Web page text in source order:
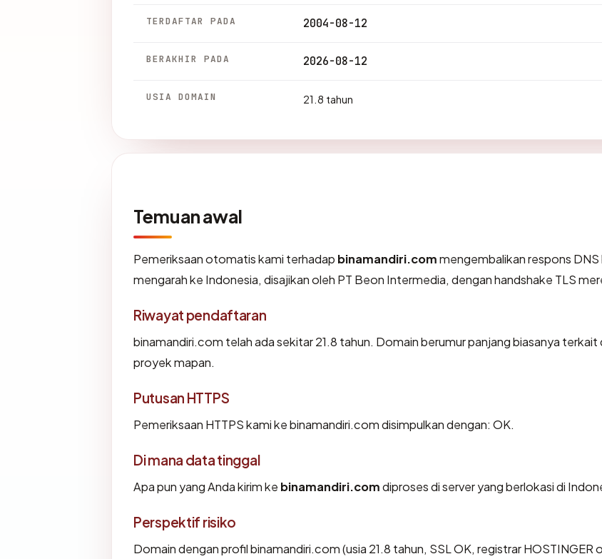
TERDAFTAR PADA 2004-08-12
BERAKHIR PADA 2026-08-12
USIA DOMAIN 21.8 tahun
Temuan awal
Pemeriksaan otomatis kami terhadap binamandiri.commengembalikan respons DNS
mengarah ke Indonesia, disajikan oleh PT Beon Intermedia, dengan handshake TLS
Riwayat pendaftaran
binamandiri.com telah ada sekitar 21.8 tahun. Domain berumur panjang biasanya terkait
proyek mapan.
Putusan HTTPS
Pemeriksaan HTTPS kami ke binamandiri.com disimpulkan dengan: OK.
Di mana data tinggal
Apa pun yang Anda kirim ke binamandiri.comdiproses di server yang berlokasi di
Perspektif risiko
Domain dengan profil binamandiri.com (usia 21.8 tahun, SSL OK, registrar HOSTINGER